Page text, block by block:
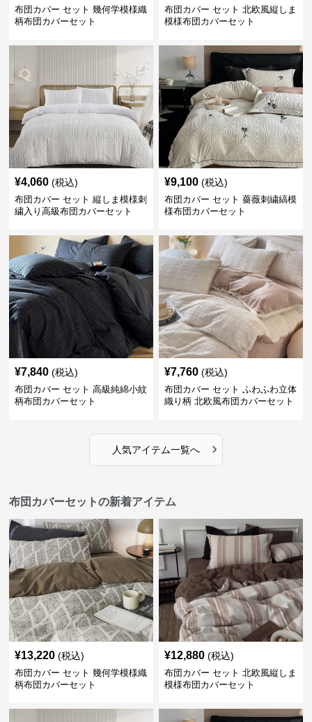
布団カバー セット 幾何学模様織
柄布団カバーセット
布団カバー セット 北欧風縦しま
模様布団カバーセット
¥4,060 (税込)
布団カバー セット 縦しま模様刺
繍入り高級布団カバーセット
¥9,100 (税込)
布団カバー セット 薔薇刺繍縞模
様布団カバーセット
¥7,840 (税込)
布団カバー セット 高級純綿小紋
柄布団カバーセット
¥7,760 (税込)
布団カバー セット ふわふわ立体
織り柄 北欧風布団カバーセット
人気アイテム一覧へ ›
布団カバーセットの新着アイテム
¥13,220 (税込)
布団カバー セット 幾何学模様織
柄布団カバーセット
¥12,880 (税込)
布団カバー セット 北欧風縦しま
模様布団カバーセット